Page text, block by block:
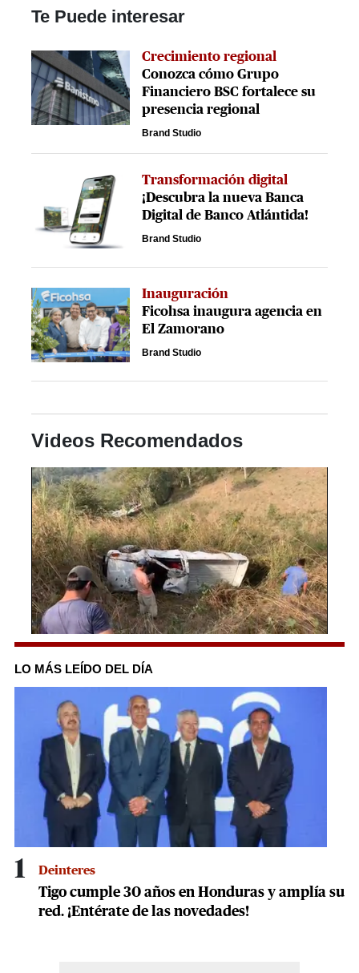
Te Puede interesar
Crecimiento regional
Conozca cómo Grupo
Financiero BSC fortalece su
presencia regional
Brand Studio
Transformación digital
¡Descubra la nueva Banca
Digital de Banco Atlántida!
Brand Studio
Inauguración
Ficohsa inaugura agencia en
El Zamorano
Brand Studio
Videos Recomendados
0
of
21
seconds
Próximo
LO MÁS LEÍDO DEL DÍA
1 Deinteres
Tigo cumple 30 años en Honduras y amplía su
red. ¡Entérate de las novedades!